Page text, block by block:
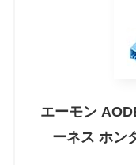
エーモン
ーネス ホン